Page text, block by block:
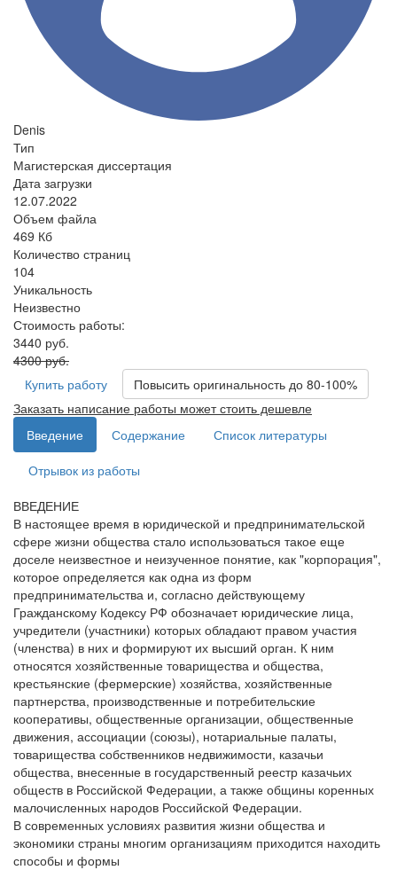
Denis
Тип
Магистерская диссертация
Дата загрузки
12.07.2022
Объем файла
469 Кб
Количество страниц
104
Уникальность
Неизвестно
Стоимость работы:
3440 руб.
4300 руб.
Купить работу
Повысить оригинальность до 80-100%
Заказать написание работы может стоить дешевле
Введение
Содержание
Список литературы
Отрывок из работы
ВВЕДЕНИЕ
В настоящее время в юридической и предпринимательской
сфере жизни общества стало использоваться такое еще
доселе неизвестное и неизученное понятие, как "корпорация",
которое определяется как одна из форм
предпринимательства и, согласно действующему
Гражданскому Кодексу РФ обозначает юридические лица,
учредители (участники) которых обладают правом участия
(членства) в них и формируют их высший орган. К ним
относятся хозяйственные товарищества и общества,
крестьянские (фермерские) хозяйства, хозяйственные
партнерства, производственные и потребительские
кооперативы, общественные организации, общественные
движения, ассоциации (союзы), нотариальные палаты,
товарищества собственников недвижимости, казачьи
общества, внесенные в государственный реестр казачьих
обществ в Российской Федерации, а также общины коренных
малочисленных народов Российской Федерации.
В современных условиях развития жизни общества и
экономики страны многим организациям приходится находить
способы и формы